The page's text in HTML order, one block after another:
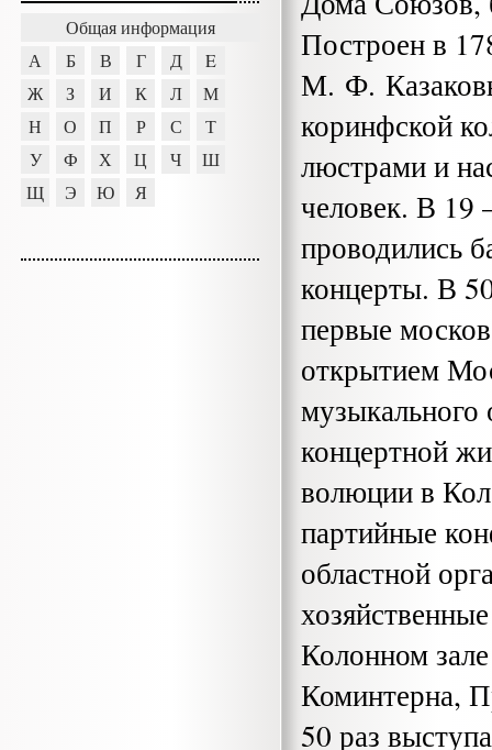
Построен в
М. Ф.
коринфской
люстрами и
человек. В 19
проводились
концерты. В
первые
открытием
концертной
волюции в
партийные
областной
Колонном
Коминтерна,
50 раз
Общая информация
А
Б В Г Д
E
Ж
З И К Л
М
Н
О П Р С
Т
У
Ф Х Ц Ч
Ш
Щ
Э Ю Я